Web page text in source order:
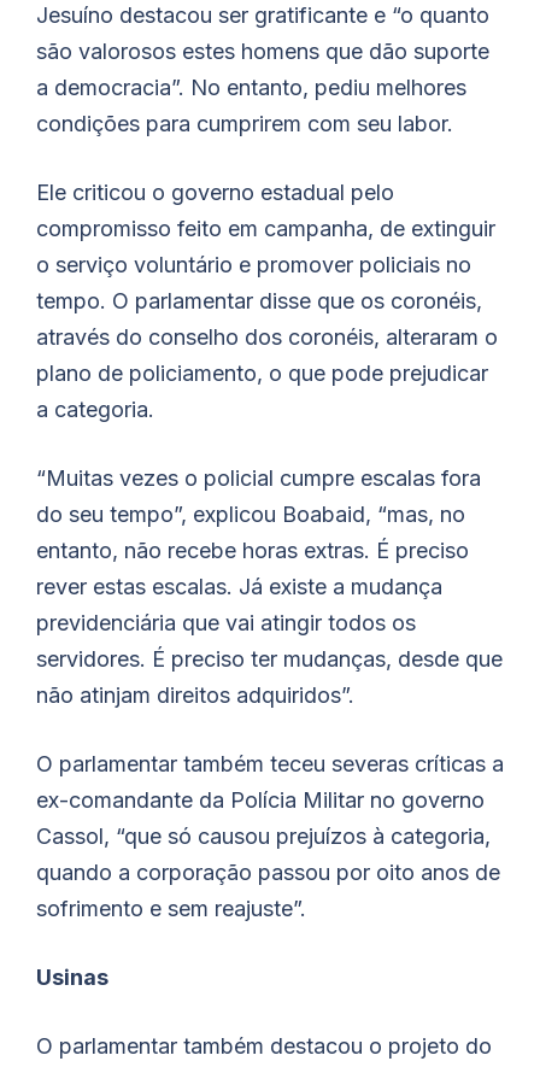
Jesuíno destacou ser gratificante e “o quanto
são valorosos estes homens que dão suporte
a democracia”. No entanto, pediu melhores
condições para cumprirem com seu labor.
Ele criticou o governo estadual pelo
compromisso feito em campanha, de extinguir
o serviço voluntário e promover policiais no
tempo. O parlamentar disse que os coronéis,
através do conselho dos coronéis, alteraram o
plano de policiamento, o que pode prejudicar
a categoria.
“Muitas vezes o policial cumpre escalas fora
do seu tempo”, explicou Boabaid, “mas, no
entanto, não recebe horas extras. É preciso
rever estas escalas. Já existe a mudança
previdenciária que vai atingir todos os
servidores. É preciso ter mudanças, desde que
não atinjam direitos adquiridos”.
O parlamentar também teceu severas críticas a
ex-comandante da Polícia Militar no governo
Cassol, “que só causou prejuízos à categoria,
quando a corporação passou por oito anos de
sofrimento e sem reajuste”.
Usinas
O parlamentar também destacou o projeto do